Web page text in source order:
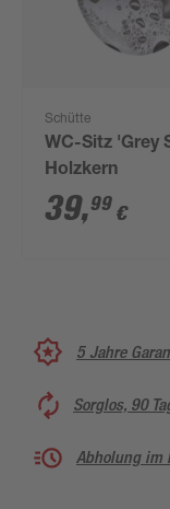
Schütte
WC-Sitz 'Grey
Holzkern
39,99 €
5 Jahre
Sorglos, 90
Abholung im